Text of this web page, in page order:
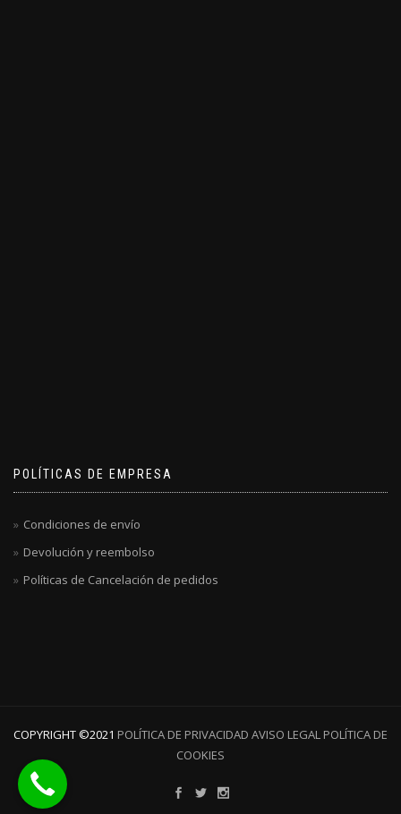
POLÍTICAS DE EMPRESA
Condiciones de envío
Devolución y reembolso
Políticas de Cancelación de pedidos
COPYRIGHT ©️2021 POLÍTICA DE PRIVACIDAD AVISO LEGAL POLÍTICA DE
COOKIES